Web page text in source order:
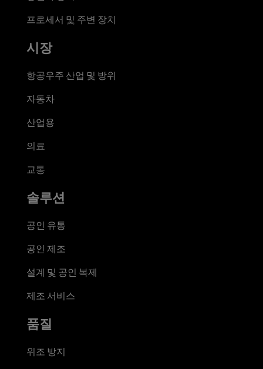
프로세서 및 주변 장치
시장
항공우주 산업 및 방위
자동차
산업용
의료
교통
솔루션
공인 유통
공인 제조
설계 및 공인 복제
제조 서비스
품질
위조 방지